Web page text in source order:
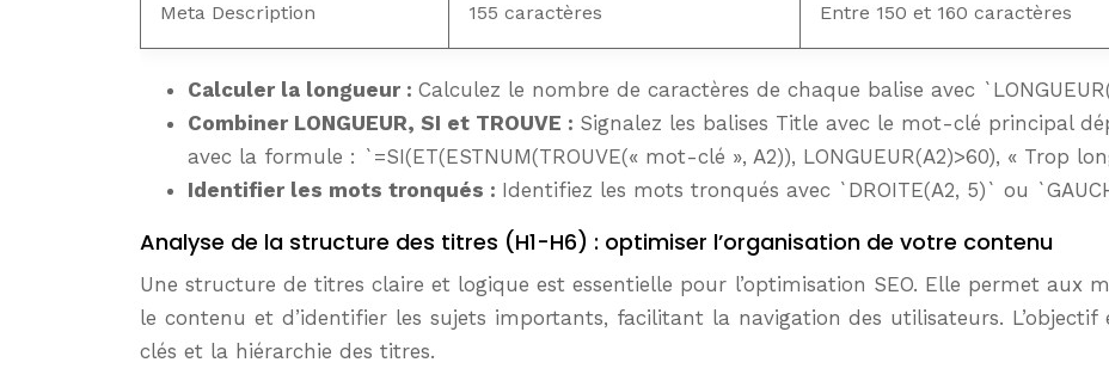
Meta Description 155 caractères Entre 150 et 160 caractères
Calculer la longueur : Calculez le nombre de caractères de chaque balise avec
Combiner LONGUEUR, SI et TROUVE : Signalez les balises Title avec le mot-clé principal
avec la formule : `=SI(ET(ESTNUM(TROUVE(« mot-clé », A2)), LONGUEUR(A2)>60), « Trop
Identifier les mots tronqués : Identifiez les mots tronqués avec `DROITE(A2, 5)` ou
Analyse de la structure des titres (H1-H6) : optimiser l’organisation de votre contenu
Une structure de titres claire et logique est essentielle pour l’optimisation SEO. Elle permet aux
le contenu et d’identifier les sujets importants, facilitant la navigation des utilisateurs.
clés et la hiérarchie des titres.